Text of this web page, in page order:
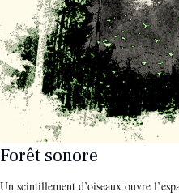
Forêt sonore
Un scintillement d’oiseaux ouvre